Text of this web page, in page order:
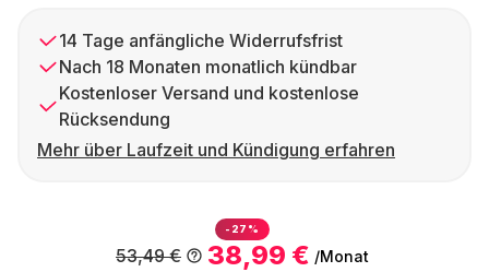
14 Tage anfängliche Widerrufsfrist
Nach 18 Monaten monatlich kündbar
Kostenloser Versand und kostenlose
Rücksendung
Mehr über Laufzeit und Kündigung erfahren
-27%
38,99 € /Monat
53,49 €